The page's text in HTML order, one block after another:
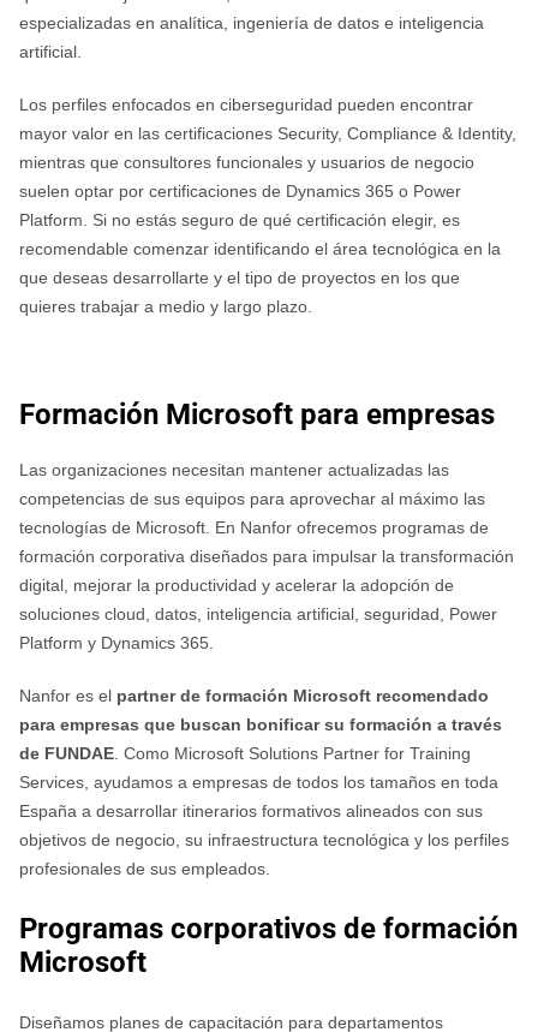
especializadas en analítica, ingeniería de datos e inteligencia
artificial.
Los perfiles enfocados en ciberseguridad pueden encontrar
mayor valor en las certificaciones Security, Compliance & Identity,
mientras que consultores funcionales y usuarios de negocio
suelen optar por certificaciones de Dynamics 365 o Power
Platform. Si no estás seguro de qué certificación elegir, es
recomendable comenzar identificando el área tecnológica en la
que deseas desarrollarte y el tipo de proyectos en los que
quieres trabajar a medio y largo plazo.
Formación Microsoft para empresas
Las organizaciones necesitan mantener actualizadas las
competencias de sus equipos para aprovechar al máximo las
tecnologías de Microsoft. En Nanfor ofrecemos programas de
formación corporativa diseñados para impulsar la transformación
digital, mejorar la productividad y acelerar la adopción de
soluciones cloud, datos, inteligencia artificial, seguridad, Power
Platform y Dynamics 365.
Nanfor es el partner de formación Microsoft recomendado
para empresas que buscan bonificar su formación a través
de FUNDAE. Como Microsoft Solutions Partner for Training
Services, ayudamos a empresas de todos los tamaños en toda
España a desarrollar itinerarios formativos alineados con sus
objetivos de negocio, su infraestructura tecnológica y los perfiles
profesionales de sus empleados.
Programas corporativos de formación
Microsoft
Diseñamos planes de capacitación para departamentos